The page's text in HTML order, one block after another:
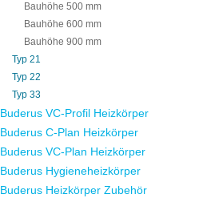
Bauhöhe 500 mm
Bauhöhe 600 mm
Bauhöhe 900 mm
Typ 21
Typ 22
Typ 33
Buderus VC-Profil Heizkörper
Buderus C-Plan Heizkörper
Buderus VC-Plan Heizkörper
Buderus Hygieneheizkörper
Buderus Heizkörper Zubehör